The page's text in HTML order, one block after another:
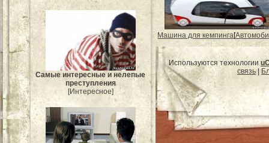
Самые интересные и нелепые
преступления
[Интересное]
Машина для кемпинга[
Используются технологии
связь